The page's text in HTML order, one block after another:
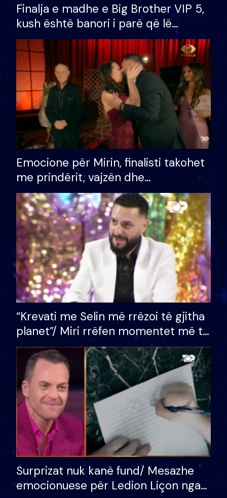
Finalja e madhe e Big Brother VIP 5,
kush është banori i parë që lë
shtëpinë dhe humb mundësinë për
të fituar çmimin e madh
Emocione për Mirin, finalisti takohet
me prindërit, vajzën dhe
bashkëshorten: S’kemi ndonjë letër
divorci apo jo?
“Krevati me Selin më rrëzoi të gjitha
planet”/ Miri rrëfen momentet më të
bukura në shtëpinë e BB VIP: Do më
mungojë zilja e mëngjesit kur…
Surprizat nuk kanë fund/ Mesazhe
emocionuese për Ledion Liçon nga